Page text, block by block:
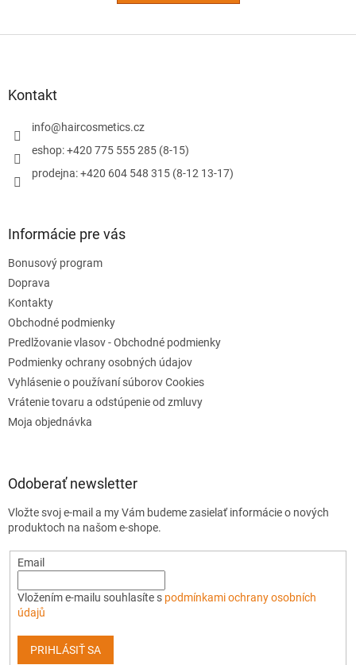
Kontakt
info@haircosmetics.cz
eshop: +420 775 555 285 (8-15)
prodejna: +420 604 548 315 (8-12 13-17)
Informácie pre vás
Bonusový program
Doprava
Kontakty
Obchodné podmienky
Predlžovanie vlasov - Obchodné podmienky
Podmienky ochrany osobných údajov
Vyhlásenie o používaní súborov Cookies
Vrátenie tovaru a odstúpenie od zmluvy
Moja objednávka
Odoberať newsletter
Vložte svoj e-mail a my Vám budeme zasielať informácie o nových
produktoch na našom e-shope.
Email
Vložením e-mailu souhlasíte s podmínkami ochrany osobních
údajů
PRIHLÁSIŤ SA